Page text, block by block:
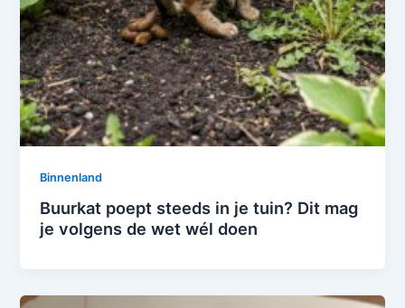
Binnenland
Buurkat poept steeds in je tuin? Dit mag
je volgens de wet wél doen